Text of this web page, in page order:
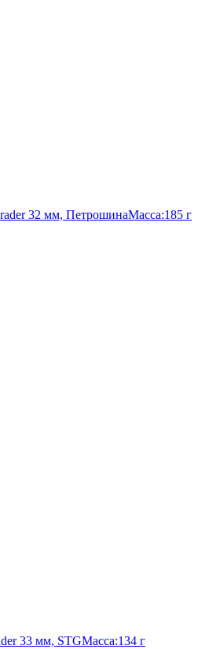
32 мм, ПетрошинаМасса:185 г
33 мм, STGМасса:134 г